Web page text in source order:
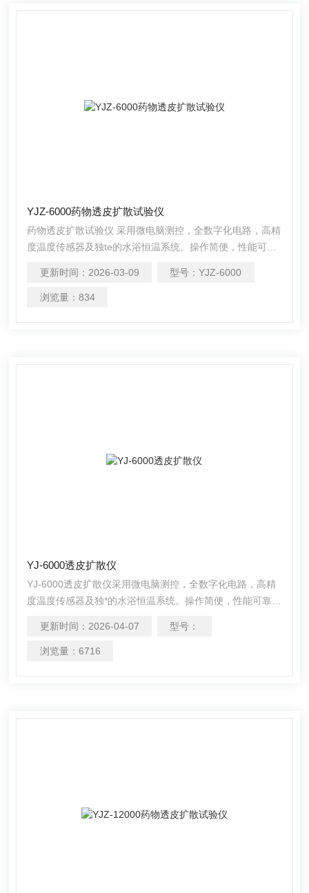
YJZ-6000药物透皮扩散试验仪
药物透皮扩散试验仪 采用微电脑测控，全数字化电路，高精
度温度传感器及独te的水浴恒温系统。操作简便，性能可
药的技术评价要求（2）》、《中国药典》、GB T 27818-
2021 《化学品 皮肤吸收 体外试验方法》标准。是药厂、学
更新时间： 2026-03-09 型号：YJZ-6000
浏览量： 834
YJ-6000透皮扩散仪
YJ-6000透皮扩散仪采用微电脑测控，全数字化电路，高精
度温度传感器及独*的水浴恒温系统。操作简便，性能可靠，
厂、学校、科研单位及化妆品行业检验透皮释度的仪器。
更新时间： 2026-04-07 型号：
浏览量： 6716